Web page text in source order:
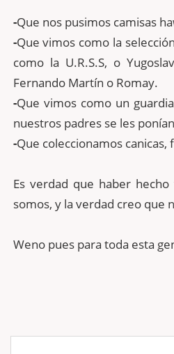
-Que nos pusimos camisas
-Que vimos como la
como la U.R.S.S, o
Fernando Martín o Romay.
-Que vimos como un
nuestros padres se les
-Que coleccionamos
Es verdad que haber
somos, y la verdad creo que
Weno pues para toda esta